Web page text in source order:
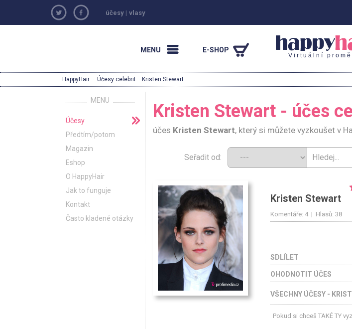
účesy | vlasy
MENU E-SHOP
Virtuální
HappyHair · Účesy celebrit · Kristen Stewart
MENU
Účesy
Předtím/potom
Magazin
Eshop
O HappyHair
Jak to funguje
Kontakt
Často kladené otázky
Kristen Stewart - účes
účes Kristen Stewart, který si můžete vyzkoušet v
Seřadit od:
Kristen Stewart
Komentáře: 4 | Hlasů: 38
SDLÍLET
OHODNOTIT ÚČES
VŠECHNY ÚČESY -
Pokud si chceš TAKÉ TY